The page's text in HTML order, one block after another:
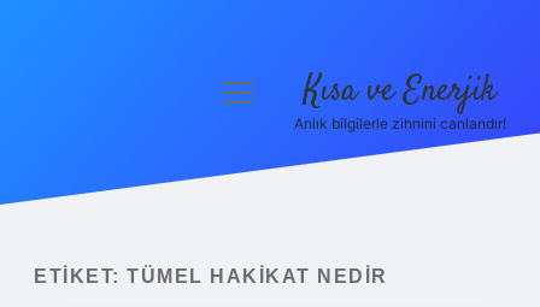
Yasal Uyarı
menüyü
Kısa ve Enerjik
Anlık bilgilerle zihnini canlandır!
ETIKET: TÜMEL HAKIKAT NEDIR